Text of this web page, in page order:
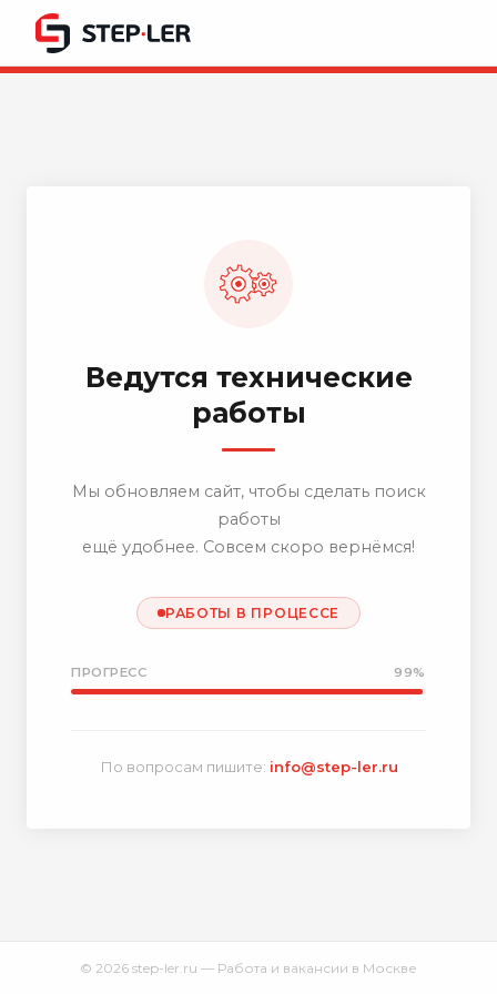
Ведутся технические
работы
Мы обновляем сайт, чтобы сделать поиск
работы
ещё удобнее. Совсем скоро вернёмся!
РАБОТЫ В ПРОЦЕССЕ
ПРОГРЕСС 99%
По вопросам пишите: info@step-ler.ru
© 2026 step-ler.ru — Работа и вакансии в Москве